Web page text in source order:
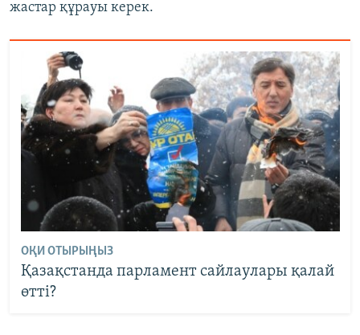
жастар құрауы керек.
ОҚИ ОТЫРЫҢЫЗ
Қазақстанда парламент сайлаулары қалай
өтті?